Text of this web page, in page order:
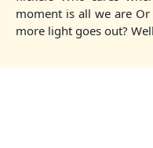
moment is all we are
more light goes out?